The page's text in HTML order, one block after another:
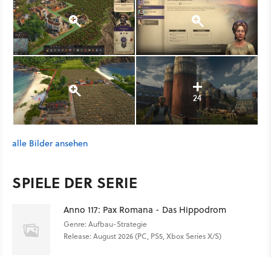
24
alle Bilder ansehen
SPIELE DER SERIE
Anno 117: Pax Romana - Das Hippodrom
Genre: Aufbau-Strategie
Release: August 2026 (PC, PS5, Xbox Series X/S)